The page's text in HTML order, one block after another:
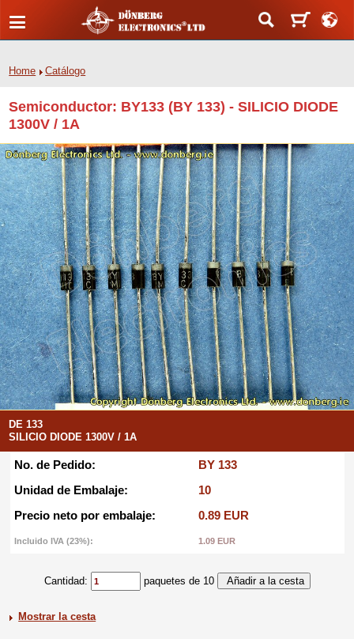
Home Catálogo
Semiconductor: BY133 (BY 133) - SILICIO DIODE
1300V / 1A
DE 133
SILICIO DIODE 1300V / 1A
No. de Pedido:
BY 133
Unidad de Embalaje:
10
Precio neto por embalaje:
0.89 EUR
Incluido IVA (23%): 1.09 EUR
Cantidad: paquetes de 10
Mostrar la cesta